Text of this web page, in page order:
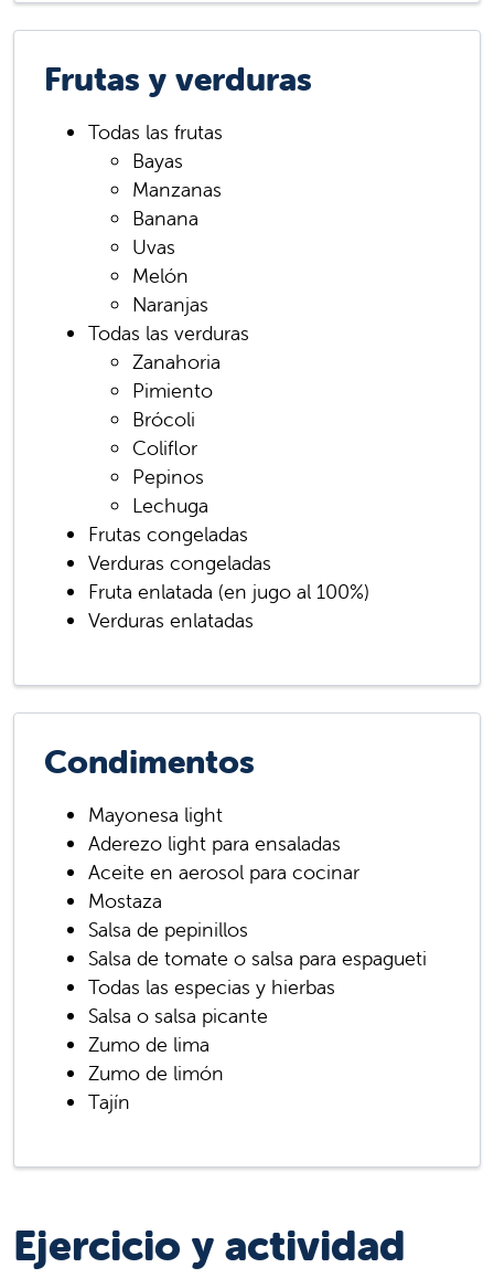
Frutas y verduras
Todas las frutas
Bayas
Manzanas
Banana
Uvas
Melón
Naranjas
Todas las verduras
Zanahoria
Pimiento
Brócoli
Coliflor
Pepinos
Lechuga
Frutas congeladas
Verduras congeladas
Fruta enlatada (en jugo al 100%)
Verduras enlatadas
Condimentos
Mayonesa light
Aderezo light para ensaladas
Aceite en aerosol para cocinar
Mostaza
Salsa de pepinillos
Salsa de tomate o salsa para espagueti
Todas las especias y hierbas
Salsa o salsa picante
Zumo de lima
Zumo de limón
Tajín
Ejercicio y actividad